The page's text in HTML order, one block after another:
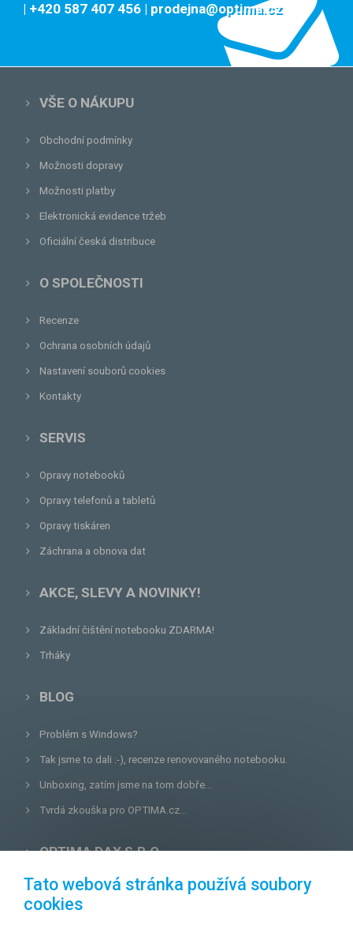
| +420 587 407 456 | prodejna@optima.cz
VŠE O NÁKUPU
Obchodní podmínky
Možnosti dopravy
Možnosti platby
Elektronická evidence tržeb
Oficiální česká distribuce
O SPOLEČNOSTI
Recenze
Ochrana osobních údajů
Nastavení souborů cookies
Kontakty
SERVIS
Opravy notebooků
Opravy telefonů a tabletů
Opravy tiskáren
Záchrana a obnova dat
AKCE, SLEVY A NOVINKY!
Základní čištění notebooku ZDARMA!
Trháky
BLOG
Problém s Windows?
Tak jsme to dali :-), recenze renovovaného notebooku.
Unboxing, zatím jsme na tom dobře...
Tvrdá zkouška pro OPTIMA.cz...
OPTIMA DAX S.R.O.
Lazecká 46/3, 779 00Olomouc
Tato webová stránka používá soubory
cookies